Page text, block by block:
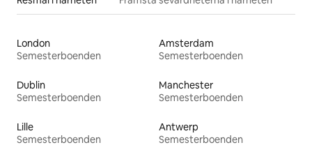
London
Semesterboenden
Amsterdam
Semesterboenden
Dublin
Semesterboenden
Manchester
Semesterboenden
Lille
Semesterboenden
Antwerp
Semesterboenden